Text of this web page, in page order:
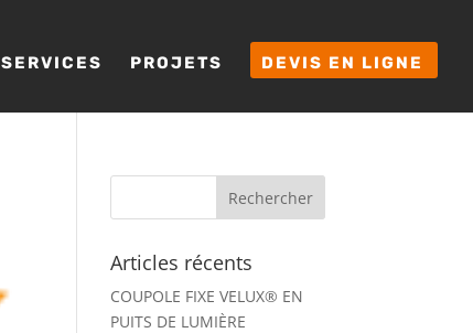
SERVICES PROJETS DEVIS EN LIGNE
Articles récents
COUPOLE FIXE VELUX® EN
PUITS DE LUMIÈRE